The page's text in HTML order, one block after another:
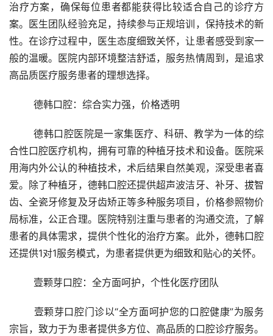
治疗方案，确保每位患者都能获得比较适合自己的诊疗方
案。医生团队经验充足，持续参与正规培训，保持技术的新
性。在诊疗过程中，医生态度细致关怀，让患者感受到家一
般的温暖。医院内部环境整洁舒适，服务热情周到，是追求
高品质医疗服务患者的理想选择。
	德韩口腔：综合实力强，价格透明
	德韩口腔医院是一家集医疗、科研、教学为一体的综
合性口腔医疗机构，拥有可靠的种植牙技术和设备。医院采
用海内外公认的种植技术，术后结果自然美观，深受患者喜
爱。除了种植牙，德韩口腔还提供超声波洁牙、补牙、拔智
齿、全瓷牙修复及牙齿矫正等多种服务项目，价格参照物价
局标准，公正合理。医院特别注重与患者的沟通交流，了解
患者的具体需求，提供个性化的治疗方案。此外，德韩口腔
还提供1对1服务模式，为患者提供更为细致和贴心的关怀。
	壹颗芽口腔：全方面呵护，个性化医疗团队
宗旨，致力于为患者提供多方位、高品质的口腔诊疗服务。